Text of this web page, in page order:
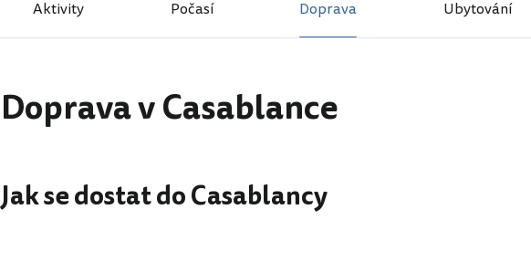
Aktivity Počasí Doprava Ubytování
Doprava v Casablance
Jak se dostat do Casablancy